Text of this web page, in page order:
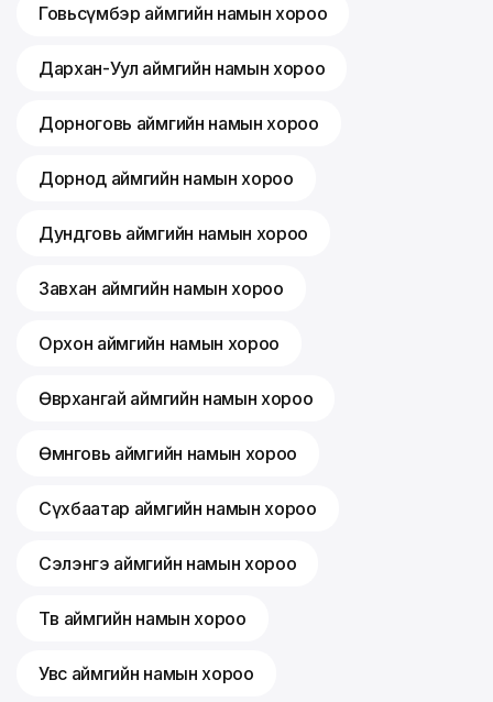
Говьсүмбэр аймгийн намын хороо
Дархан-Уул аймгийн намын хороо
Дорноговь аймгийн намын хороо
Дорнод аймгийн намын хороо
Дундговь аймгийн намын хороо
Завхан аймгийн намын хороо
Орхон аймгийн намын хороо
Өвөрхангай аймгийн намын хороо
Өмнөговь аймгийн намын хороо
Сүхбаатар аймгийн намын хороо
Сэлэнгэ аймгийн намын хороо
Төв аймгийн намын хороо
Увс аймгийн намын хороо